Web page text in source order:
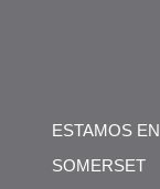
ESTAMOS EN
SOMERSET